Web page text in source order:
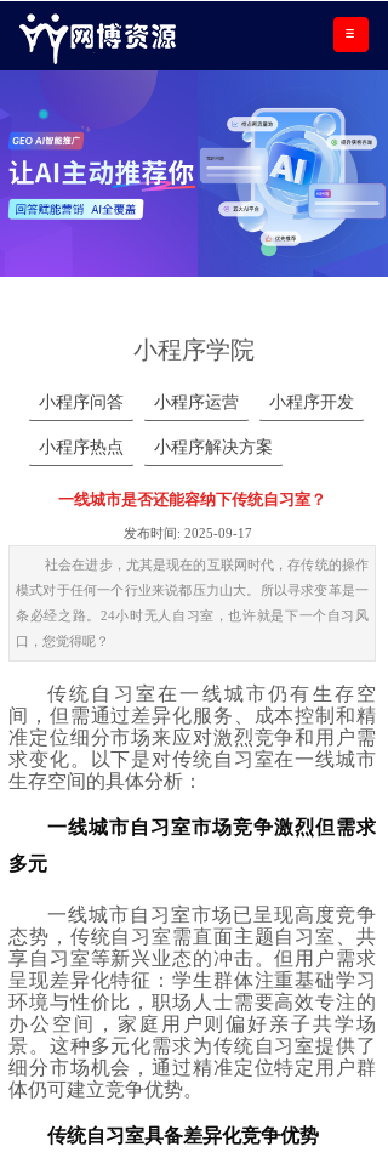
小程序学院
小程序问答 小程序运营 小程序开发
小程序热点 小程序解决方案
一线城市是否还能容纳下传统自习室？
发布时间: 2025-09-17
社会在进步，尤其是现在的互联网时代，存传统的操作
模式对于任何一个行业来说都压力山大。所以寻求变革是一
条必经之路。24小时无人自习室，也许就是下一个自习风
口，您觉得呢？
传统自习室在一线城市仍有生存空
间，但需通过差异化服务、成本控制和精
准定位细分市场来应对激烈竞争和用户需
求变化。以下是对传统自习室在一线城市
生存空间的具体分析：
一线城市自习室市场竞争激烈但需求
多元
一线城市自习室市场已呈现高度竞争
态势，传统自习室需直面主题自习室、共
享自习室等新兴业态的冲击。但用户需求
呈现差异化特征：学生群体注重基础学习
环境与性价比，职场人士需要高效专注的
办公空间，家庭用户则偏好亲子共学场
景。这种多元化需求为传统自习室提供了
细分市场机会，通过精准定位特定用户群
体仍可建立竞争优势。
传统自习室具备差异化竞争优势